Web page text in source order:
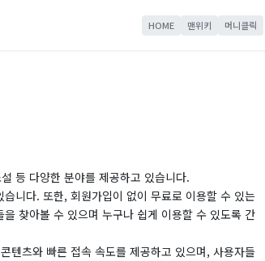
HOME 맨위키 머니클릭
등 다양한 분야를 제공하고 있습니다.
니다. 또한, 회원가입이 없이 무료로 이용할 수 있는
찾아볼 수 있으며 누구나 쉽게 이용할 수 있도록 간
텐츠와 빠른 접속 속도를 제공하고 있으며, 사용자들